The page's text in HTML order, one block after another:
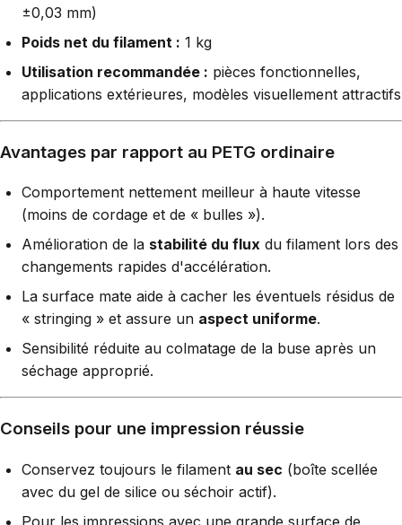
±0,03 mm)
Poids net du filament : 1 kg
Utilisation recommandée : pièces fonctionnelles,
applications extérieures, modèles visuellement attractifs
Avantages par rapport au PETG ordinaire
Comportement nettement meilleur à haute vitesse
(moins de cordage et de « bulles »).
Amélioration de la stabilité du flux du filament lors des
changements rapides d'accélération.
La surface mate aide à cacher les éventuels résidus de
« stringing » et assure un aspect uniforme.
Sensibilité réduite au colmatage de la buse après un
séchage approprié.
Conseils pour une impression réussie
Conservez toujours le filament au sec (boîte scellée
avec du gel de silice ou séchoir actif).
Pour les impressions avec une grande surface de